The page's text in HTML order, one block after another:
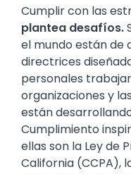
Text
Cumplir con las
plantea desafíos.
el mundo están de
directrices
personales
organizaciones y
están
Cumplimiento
ellas son la Ley de
California (CCPA),